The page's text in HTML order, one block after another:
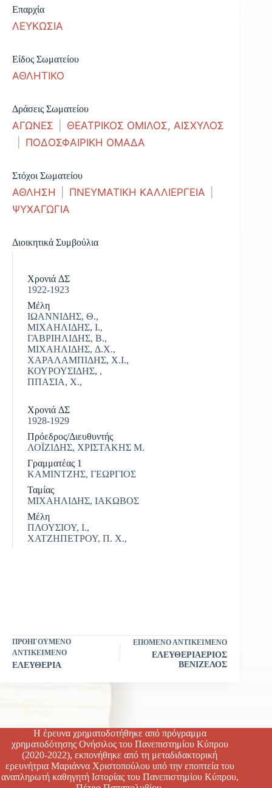
Επαρχία
ΛΕΥΚΩΣΙΑ
Είδος Σωματείου
ΑΘΛΗΤΙΚΟ
Δράσεις Σωματείου
ΑΓΩΝΕΣ
ΘΕΑΤΡΙΚΟΣ ΟΜΙΛΟΣ, ΑΙΣΧΥΛΟΣ
ΠΟΔΟΣΦΑΙΡΙΚΗ ΟΜΑΔΑ
Στόχοι Σωματείου
ΑΘΛΗΣΗ ΠΝΕΥΜΑΤΙΚΗ ΚΑΛΛΙΕΡΓΕΙΑ
ΨΥΧΑΓΩΓΙΑ
Διοικητικά Συμβούλια
Χρονιά ΔΣ
1922-1923
Μέλη
ΙΩΑΝΝΙΔΗΣ, Θ.,
ΜΙΧΑΗΛΙΔΗΣ, Ι.,
ΓΑΒΡΙΗΛΙΔΗΣ, Β.,
ΜΙΧΑΗΛΙΔΗΣ, Δ.Χ.,
ΧΑΡΑΛΑΜΠΙΔΗΣ, Χ.Ι.,
ΚΟΥΡΟΥΣΙΔΗΣ, ,
ΠΠΑΣΙΑ, Χ.,
Χρονιά ΔΣ
1928-1929
Πρόεδρος/Διευθυντής
ΛΟΪΖΙΔΗΣ, ΧΡΙΣΤΑΚΗΣ Μ.
Γραμματέας 1
ΚΑΜΙΝΤΖΗΣ, ΓΕΩΡΓΙΟΣ
Ταμίας
ΜΙΧΑΗΛΙΔΗΣ, ΙΑΚΩΒΟΣ
Μέλη
ΠΛΟΥΣΙΟΥ, Ι.,
ΧΑΤΖΗΠΕΤΡΟΥ, Π. Χ.,
ΠΡΟΗΓΟΎΜΕΝΟ
ΑΝΤΙΚΕΊΜΕΝΟ
ΕΛΕΥΘΕΡΙΑ
ΕΠΌΜΕΝΟ ΑΝΤΙΚΕΊΜΕΝΟ
ΕΛΕΥΘΕΡΙΑΕΡΙΟΣ
ΒΕΝΙΖΕΛΟΣ
Η έρευνα χρηματοδοτήθηκε από πρόγραμμα
χρηματοδότησης Ονήσιλος του Πανεπιστημίου Κύπρου
(2020-2022), εκπονήθηκε από τη μεταδιδακτορική
ερευνήτρια Μαριάννα Χριστοπούλου υπό την εποπτεία του
αναπληρωτή καθηγητή Ιστορίας του Πανεπιστημίου Κύπρου,